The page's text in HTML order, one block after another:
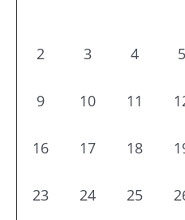
饋
地
請
新
2 3 4 5
9 10 11
16 17 18
23 24 25